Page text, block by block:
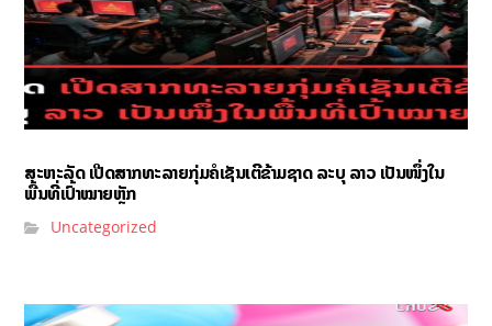
ສະຫະລັດ ເປີດສາກທະລາຍກຸ່ມຄໍເຊັນເຕີຂ້າມຊາດ ລະບຸ ລາວ ເປັນໜຶ່ງໃນ
ພື້ນທີ່ເປົ້າໝາຍຫຼັກ
Uncategorized